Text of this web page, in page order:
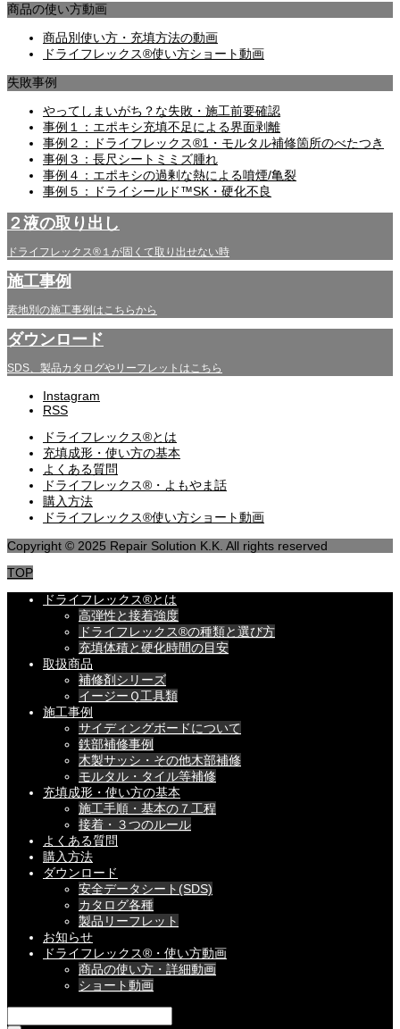
商品の使い方動画
商品別使い方・充填方法の動画
ドライフレックス®使い方ショート動画
失敗事例
やってしまいがち？な失敗・施工前要確認
事例１：エポキシ充填不足による界面剥離
事例２：ドライフレックス®1・モルタル補修箇所のべたつき
事例３：長尺シートミミズ腫れ
事例４：エポキシの過剰な熱による噴煙/亀裂
事例５：ドライシールド™SK・硬化不良
２液の取り出し
ドライフレックス®１が固くて取り出せない時
施工事例
素地別の施工事例はこちらから
ダウンロード
SDS、製品カタログやリーフレットはこちら
Instagram
RSS
ドライフレックス®とは
充填成形・使い方の基本
よくある質問
ドライフレックス®・よもやま話
購入方法
ドライフレックス®使い方ショート動画
Copyright © 2025 Repair Solution K.K. All rights reserved
TOP
ドライフレックス®とは
高弾性と接着強度
ドライフレックス®の種類と選び方
充填体積と硬化時間の目安
取扱商品
補修剤シリーズ
イージーＱ工具類
施工事例
サイディングボードについて
鉄部補修事例
木製サッシ・その他木部補修
モルタル・タイル等補修
充填成形・使い方の基本
施工手順・基本の７工程
接着・３つのルール
よくある質問
購入方法
ダウンロード
安全データシート(SDS)
カタログ各種
製品リーフレット
お知らせ
ドライフレックス®・使い方動画
商品の使い方・詳細動画
ショート動画